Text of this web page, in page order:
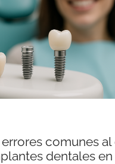
comunes
dentales en